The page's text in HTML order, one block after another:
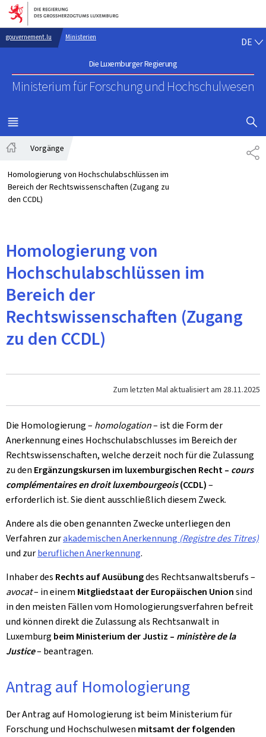
Zur Hauptnavigation
Zum Inhalt
gouvernement.lu Ministerien
Die Luxemburger Regierung
Ministerium für Forschungund Hochschulwesen
DE
MENÜ
HAUPT-
Vorgänge
Homologierung von Hochschulabschlüssen im
Bereich der Rechtswissenschaften (Zugang zu
den CCDL)
Homologierung von
Hochschulabschlüssen im
Bereich der
Rechtswissenschaften (Zugang
zu den CCDL)
Zum letzten Mal aktualisiert am 28.11.2025
Die Homologierung – homologation– ist die Form der
Anerkennung eines Hochschulabschlusses im Bereich der
Rechtswissenschaften, welche derzeit noch für die Zulassung
zu den Ergänzungskursen im luxemburgischen Recht – cours
complémentaires en droit luxembourgeois(CCDL)–
erforderlich ist. Sie dient ausschließlich diesem Zweck.
Andere als die oben genannten Zwecke unterliegen den
Verfahren zurakademischen Anerkennung (Registre des Titres)
und zurberuflichen Anerkennung.
Inhaber des Rechts auf Ausübungdes Rechtsanwaltsberufs –
avocat– in einem Mitgliedstaat der Europäischen Unionsind
in den meisten Fällen vom Homologierungsverfahren befreit
und können direkt die Zulassung als Rechtsanwalt in
Luxemburg beim Ministerium der Justiz – ministère de la
Justice– beantragen.
Antrag auf Homologierung
Der Antrag auf Homologierung ist beim Ministerium für
Forschung und Hochschulwesen mitsamt der folgenden